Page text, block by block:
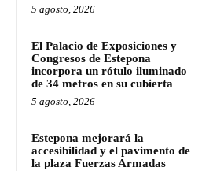
5 agosto, 2026
El Palacio de Exposiciones y
Congresos de Estepona
incorpora un rótulo iluminado
de 34 metros en su cubierta
5 agosto, 2026
Estepona mejorará la
accesibilidad y el pavimento de
la plaza Fuerzas Armadas